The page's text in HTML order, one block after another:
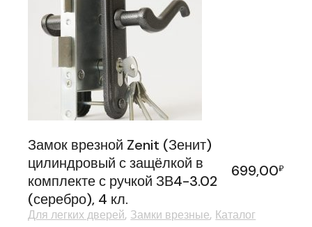
Замок врезной Zenit (Зенит)
цилиндровый с защёлкой в
комплекте с ручкой ЗВ4-3.02
(серебро), 4 кл.
699,00₽
Для легких дверей Замки врезные Каталог